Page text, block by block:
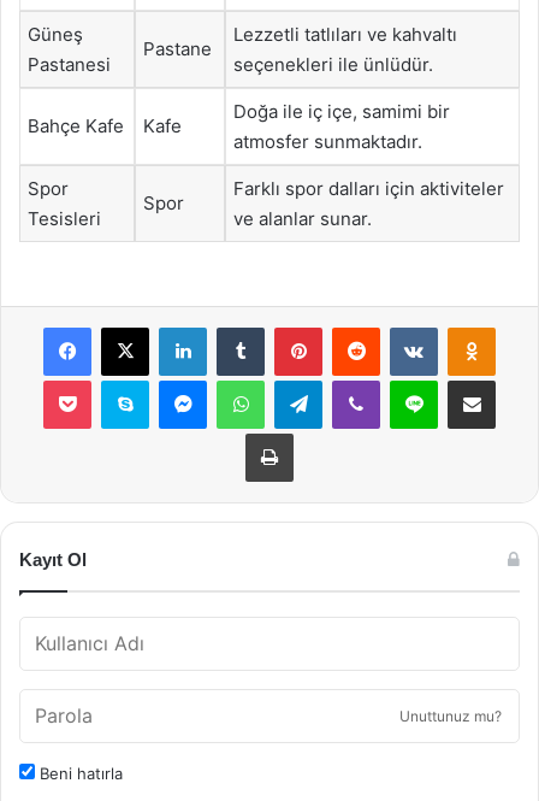
Güneş
Pastanesi
Pastane
Lezzetli tatlıları ve kahvaltı
seçenekleri ile ünlüdür.
Bahçe Kafe Kafe
Doğa ile iç içe, samimi bir
atmosfer sunmaktadır.
Spor
Tesisleri
Spor
Farklı spor dalları için aktiviteler
ve alanlar sunar.
Facebook
X LinkedInTumblr PinterestReddit VKontakte
Pocket Skype MessengerWhatsAppTelegramViber Line E-Posta ile
Yazdır
Kayıt Ol
Unuttunuz mu?
Beni hatırla